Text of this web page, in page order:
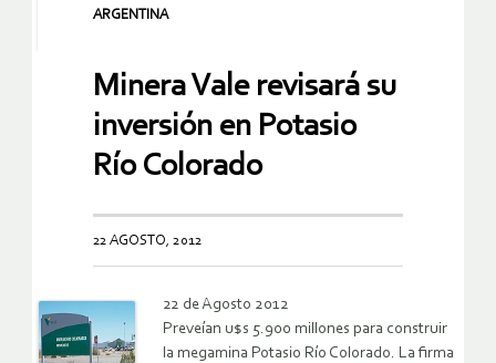
ARGENTINA
Minera Vale revisará su
inversión en Potasio
Río Colorado
22 AGOSTO, 2012
22 de Agosto 2012
Preveían u$s 5.900 millones para construir
la megamina Potasio Río Colorado. La firma